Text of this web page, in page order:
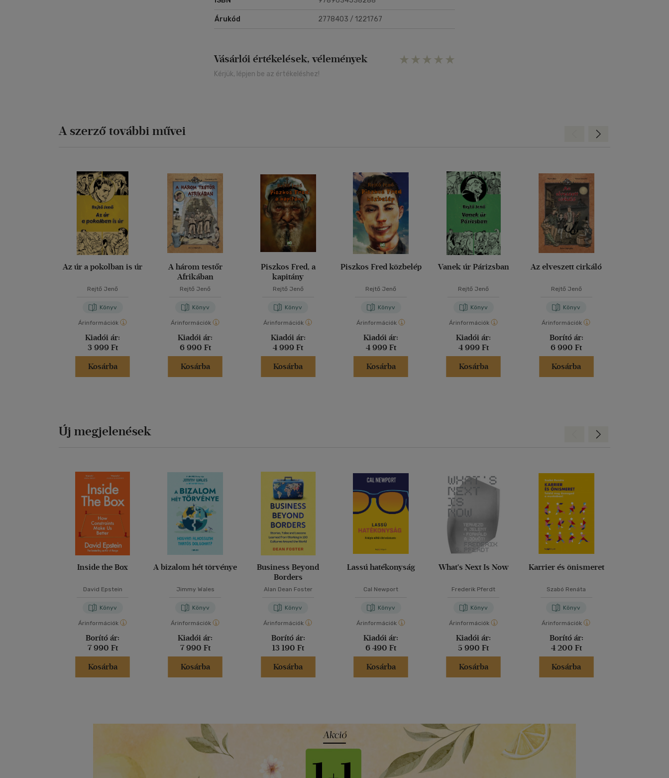
Árukód 2778403 / 1221767
Vásárlói értékelések, vélemények
Kérjük, lépjen be az értékeléshez!
A szerző további művei
Az úr a pokolban is úr
Rejtő Jenő
Könyv
Árinformációk
Kiadói ár:
3 999 Ft
Kosárba
A három testőr
Afrikában
Rejtő Jenő
Könyv
Árinformációk
Kiadói ár:
6 990 Ft
Kosárba
Piszkos Fred, a
kapitány
Rejtő Jenő
Könyv
Árinformációk
Kiadói ár:
4 999 Ft
Kosárba
Piszkos Fred közbelép
Rejtő Jenő
Könyv
Árinformációk
Kiadói ár:
4 999 Ft
Kosárba
Vanek úr Párizsban
Rejtő Jenő
Könyv
Árinformációk
Kiadói ár:
4 999 Ft
Kosárba
Az elveszett cirkáló
Rejtő Jenő
Könyv
Árinformációk
Borító ár:
6 990 Ft
Kosárba
Előre
Új megjelenések
Inside the Box
David Epstein
Könyv
Árinformációk
Borító ár:
7 990 Ft
Kosárba
A bizalom hét törvénye
Jimmy Wales
Könyv
Árinformációk
Kiadói ár:
7 990 Ft
Kosárba
Business Beyond
Borders
Alan Dean Foster
Könyv
Árinformációk
Borító ár:
13 190 Ft
Kosárba
Lassú hatékonyság
Cal Newport
Könyv
Árinformációk
Kiadói ár:
6 490 Ft
Kosárba
What's Next Is Now
Frederik Pferdt
Könyv
Árinformációk
Kiadói ár:
5 990 Ft
Kosárba
Karrier és önismeret
Szabó Renáta
Könyv
Árinformációk
Borító ár:
4 200 Ft
Kosárba
Előre